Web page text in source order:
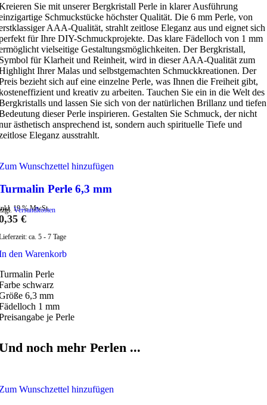
Sie mit unserer Bergkristall Perle in klarer Ausführung
Schmuckstücke höchster Qualität. Die 6 mm Perle, von
AAA-Qualität, strahlt zeitlose Eleganz aus und eignet sich
für Ihre DIY-Schmuckprojekte. Das klare Fädelloch von 1 mm
vielseitige Gestaltungsmöglichkeiten. Der Bergkristall,
für Klarheit und Reinheit, wird in dieser AAA-Qualität zum
Ihrer Malas und selbstgemachten Schmuckkreationen. Der
bezieht sich auf eine einzelne Perle, was Ihnen die Freiheit gibt,
und kreativ zu arbeiten. Tauchen Sie ein in die Welt des
und lassen Sie sich von der natürlichen Brillanz und tiefen
dieser Perle inspirieren. Gestalten Sie Schmuck, der nicht
ästhetisch ansprechend ist, sondern auch spirituelle Tiefe und
Eleganz ausstrahlt.
Wunschzettel hinzufügen
Perle 6,3 mm
19 % MwSt.
Versandkosten
€
ca. 5 - 7 Tage
den Warenkorb
Perle
schwarz
6,3 mm
1 mm
je Perle
noch mehr Perlen ...
Wunschzettel hinzufügen